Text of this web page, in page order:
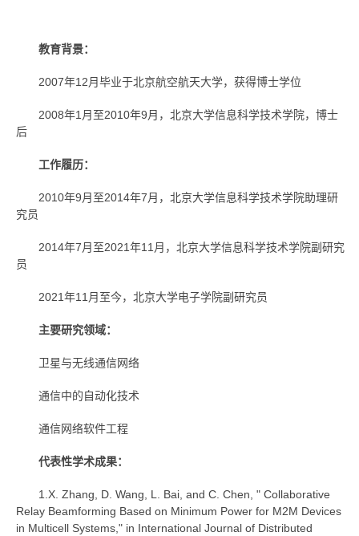
教育背景：
2007年12月毕业于北京航空航天大学，获得博士学位
2008年1月至2010年9月，北京大学信息科学技术学院，博士
后
工作履历：
2010年9月至2014年7月，北京大学信息科学技术学院助理研
究员
2014年7月至2021年11月，北京大学信息科学技术学院副研究
员
2021年11月至今，北京大学电子学院副研究员
主要研究领域：
卫星与无线通信网络
通信中的自动化技术
通信网络软件工程
代表性学术成果：
1.X. Zhang, D. Wang, L. Bai, and C. Chen, " Collaborative
Relay Beamforming Based on Minimum Power for M2M Devices
in Multicell Systems," in International Journal of Distributed